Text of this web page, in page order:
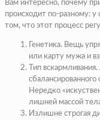
Вам интересно, почему
происходит по-разному:
том, что этот процесс
Генетика. Вещь
или карту мужа и
Тип
Нередко
лишней массой
Излишне строгая